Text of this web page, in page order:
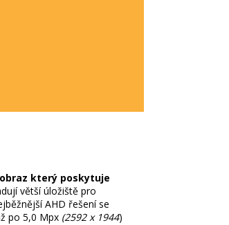
který poskytuje
větší úložiště pro
AHD řešení se
po 5,0 Mpx (2592 x 1944)